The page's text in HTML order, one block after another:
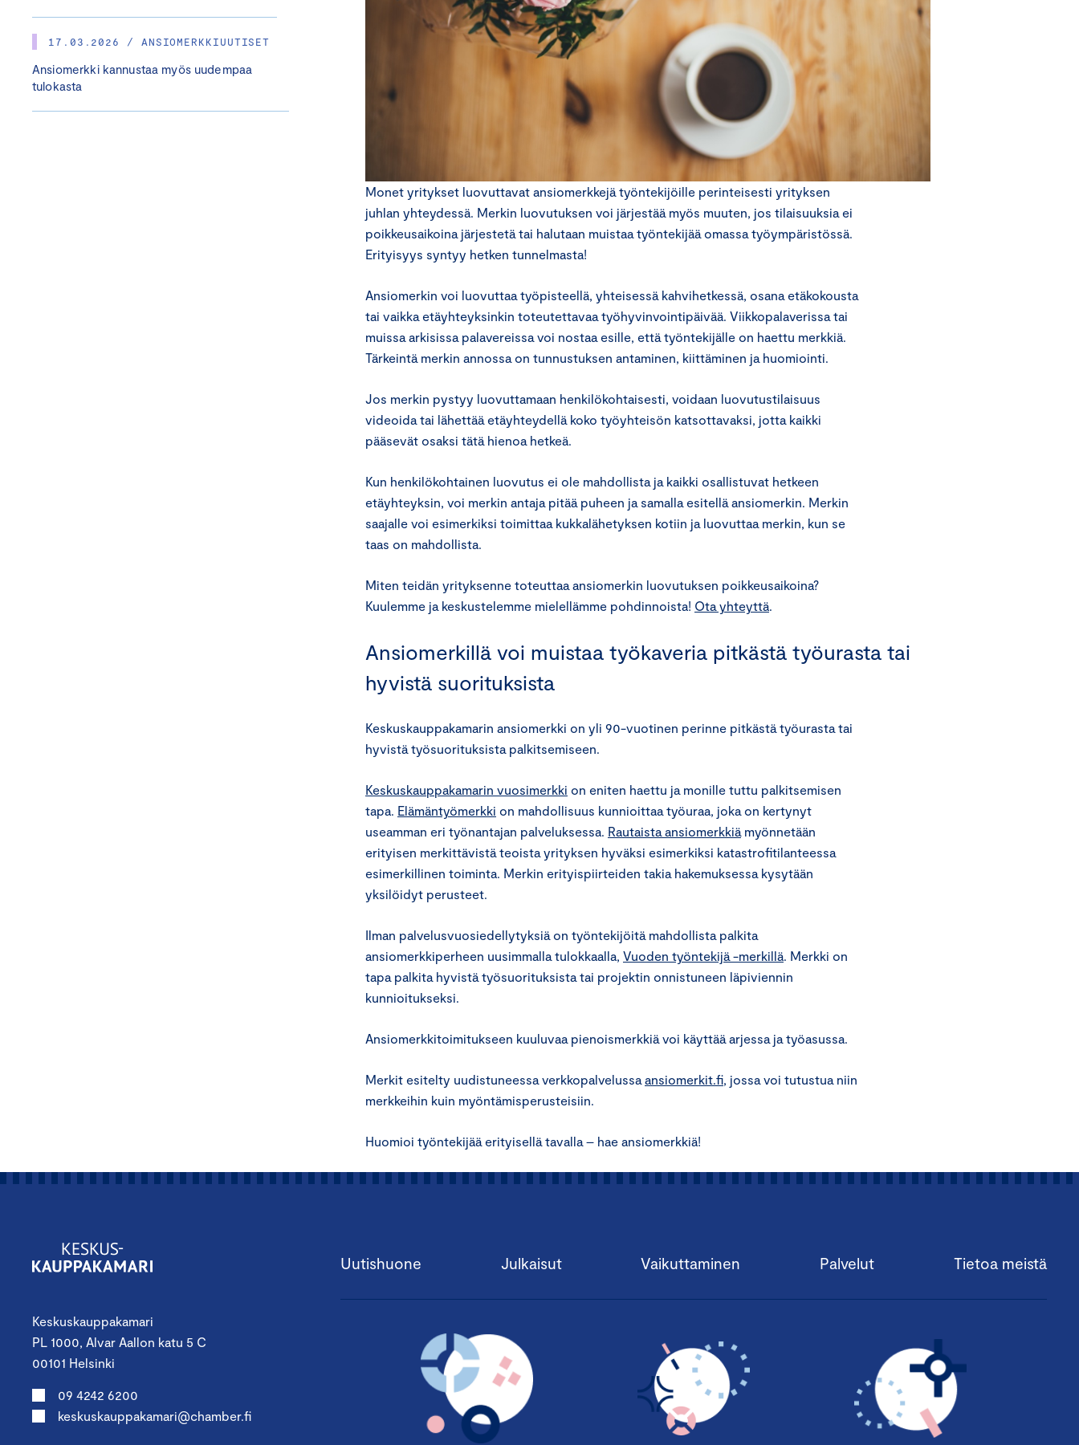
17.03.2026 / ANSIOMERKKIUUTISET
Ansiomerkki kannustaa myös uudempaa
tulokasta
Monet yritykset luovuttavat ansiomerkkejä työntekijöille perinteisesti yrityksen
juhlan yhteydessä. Merkin luovutuksen voi järjestää myös muuten, jos tilaisuuksia ei
poikkeusaikoina järjestetä tai halutaan muistaa työntekijää omassa työympäristössä.
Erityisyys syntyy hetken tunnelmasta!
Ansiomerkin voi luovuttaa työpisteellä, yhteisessä kahvihetkessä, osana etäkokousta
tai vaikka etäyhteyksinkin toteutettavaa työhyvinvointipäivää. Viikkopalaverissa tai
muissa arkisissa palavereissa voi nostaa esille, että työntekijälle on haettu merkkiä.
Tärkeintä merkin annossa on tunnustuksen antaminen, kiittäminen ja huomiointi.
Jos merkin pystyy luovuttamaan henkilökohtaisesti, voidaan luovutustilaisuus
videoida tai lähettää etäyhteydellä koko työyhteisön katsottavaksi, jotta kaikki
pääsevät osaksi tätä hienoa hetkeä.
Kun henkilökohtainen luovutus ei ole mahdollista ja kaikki osallistuvat hetkeen
etäyhteyksin, voi merkin antaja pitää puheen ja samalla esitellä ansiomerkin. Merkin
saajalle voi esimerkiksi toimittaa kukkalähetyksen kotiin ja luovuttaa merkin, kun se
taas on mahdollista.
Miten teidän yrityksenne toteuttaa ansiomerkin luovutuksen poikkeusaikoina?
Kuulemme ja keskustelemme mielellämme pohdinnoista! Ota yhteyttä
Ansiomerkillä voi muistaa työkaveria pitkästä työurasta tai
hyvistä suorituksista
Keskuskauppakamarin ansiomerkki on yli 90-vuotinen perinne pitkästä työurasta tai
hyvistä työsuorituksista palkitsemiseen.
Keskuskauppakamarin vuosimerkki on eniten haettu ja monille tuttu palkitsemisen
tapa. Elämäntyömerkki on mahdollisuus kunnioittaa työuraa, joka on kertynyt
useamman eri työnantajan palveluksessa. Rautaista ansiomerkkiä myönnetään
erityisen merkittävistä teoista yrityksen hyväksi esimerkiksi katastrofitilanteessa
esimerkillinen toiminta. Merkin erityispiirteiden takia hakemuksessa kysytään
yksilöidyt perusteet.
Ilman palvelusvuosiedellytyksiä on työntekijöitä mahdollista palkita
ansiomerkkiperheen uusimmalla tulokkaalla, Vuoden työntekijä -merkillä . Merkki on
tapa palkita hyvistä työsuorituksista tai projektin onnistuneen läpiviennin
kunnioitukseksi.
Ansiomerkkitoimitukseen kuuluvaa pienoismerkkiä voi käyttää arjessa ja työasussa.
Merkit esitelty uudistuneessa verkkopalvelussa ansiomerkit.fi , jossa voi tutustua niin
merkkeihin kuin myöntämisperusteisiin.
Huomioi työntekijää erityisellä tavalla – hae ansiomerkkiä!
Keskuskauppakamari
PL 1000, Alvar Aallon katu 5 C
00101 Helsinki
09 4242 6200
keskuskauppakamari@chamber.fi
Uutishuone Julkaisut Vaikuttaminen Palvelut Tietoa meistä